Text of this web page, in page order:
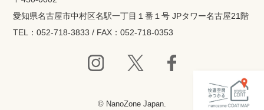
愛知県名古屋市中村区名駅一丁目１番１号 JPタワー名古屋21階
TEL：052-718-3833 / FAX：052-718-0353
© NanoZone Japan.